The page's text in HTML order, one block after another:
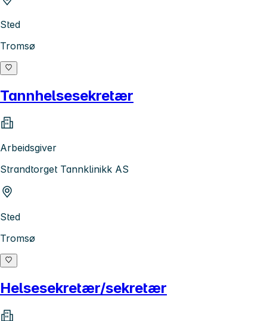
Sted
Tromsø
Tannhelsesekretær
Arbeidsgiver
Strandtorget Tannklinikk AS
Sted
Tromsø
Helsesekretær/sekretær